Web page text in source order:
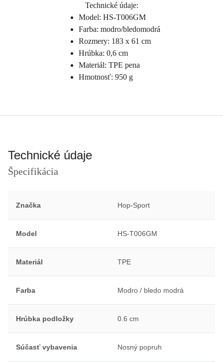
Technické údaje:
Model: HS-T006GM
Farba: modro/bledomodrá
Rozmery: 183 x 61 cm
Hrúbka: 0,6 cm
Materiál: TPE pena
Hmotnosť: 950 g
Technické údaje
Špecifikácia
Značka Hop-Sport
Model HS-T006GM
Materiál TPE
Farba Modro / bledo modrá
Hrúbka podložky 0.6 cm
Súčasť vybavenia Nosný popruh